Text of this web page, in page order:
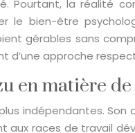
Pourtant, la réalité
le bien-être
gérables sans
d’une approche
en matière
indépendantes.
races de travail